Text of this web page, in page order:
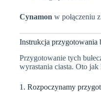
Cynamon w połączeniu
Instrukcja przygotowania
Przygotowanie tych
wyrastania ciasta. Oto
1. Rozpoczynamy